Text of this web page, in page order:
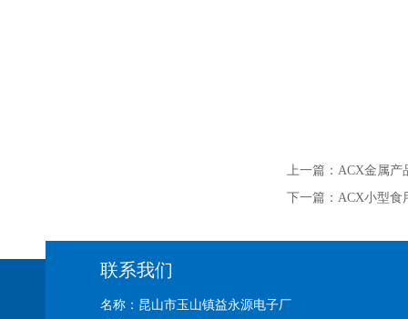
上一篇： ACX金属产
下一篇： ACX小型食
联系我们
名称：昆山市玉山镇益永源电子厂